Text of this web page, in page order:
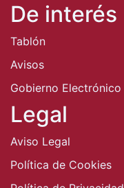
De interés
Tablón
Avisos
Gobierno Electrónico
Legal
Aviso Legal
Política de Cookies